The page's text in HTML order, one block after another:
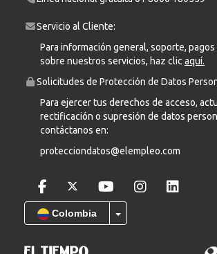
Servicio al Cliente:
Para información general, soporte,
sobre nuestros servicios, haz clicaquí.
Solicitudes de Protección de Datos
Para ejercer tus derechos de acceso,
rectificación o supresión de datos
contáctanos en:
protecciondatos@elempleo.com
Colombia